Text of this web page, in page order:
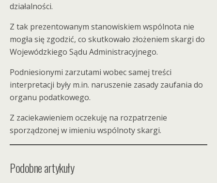
działalności.
Z tak prezentowanym stanowiskiem wspólnota nie
mogła się zgodzić, co skutkowało złożeniem skargi do
Wojewódzkiego Sądu Administracyjnego.
Podniesionymi zarzutami wobec samej treści
interpretacji były m.in. naruszenie zasady zaufania do
organu podatkowego.
Z zaciekawieniem oczekuję na rozpatrzenie
sporządzonej w imieniu wspólnoty skargi.
Podobne artykuły